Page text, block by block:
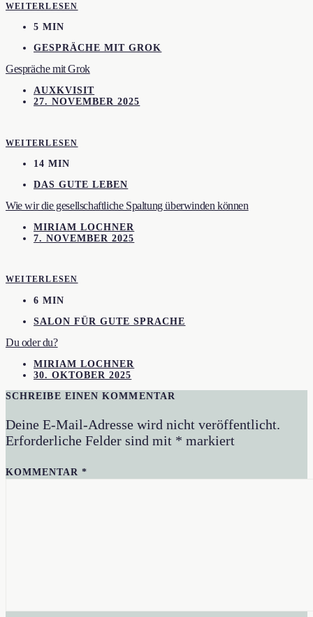
WEITERLESEN
5 MIN
GESPRÄCHE MIT GROK
Gespräche mit Grok
AUXKVISIT
27. NOVEMBER 2025
WEITERLESEN
14 MIN
DAS GUTE LEBEN
Wie wir die gesellschaftliche Spaltung überwinden können
MIRIAM LOCHNER
7. NOVEMBER 2025
WEITERLESEN
6 MIN
SALON FÜR GUTE SPRACHE
Du oder du?
MIRIAM LOCHNER
30. OKTOBER 2025
SCHREIBE EINEN KOMMENTAR
Deine E-Mail-Adresse wird nicht veröffentlicht.
Erforderliche Felder sind mit * markiert
KOMMENTAR*